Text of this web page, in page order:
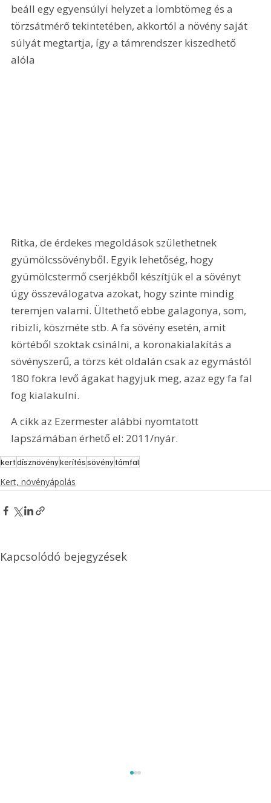
beáll egy egyensúlyi helyzet a lombtömeg és a
törzsátmérő tekintetében, akkortól a növény saját
súlyát megtartja, így a támrendszer kiszedhető
alóla
Ritka, de érdekes megoldások születhetnek
gyümölcssövényből. Egyik lehetőség, hogy
gyümölcstermő cserjékből készítjük el a sövényt
úgy összeválogatva azokat, hogy szinte mindig
teremjen valami. Ültethető ebbe galagonya, som,
ribizli, köszméte stb. A fa sövény esetén, amit
körtéből szoktak csinálni, a koronakialakítás a
sövényszerű, a törzs két oldalán csak az egymástól
180 fokra levő ágakat hagyjuk meg, azaz egy fa fal
fog kialakulni.
A cikk az Ezermester alábbi nyomtatott
lapszámában érhető el: 2011/nyár.
kertdísznövénykerítéssövénytámfal
Kert, növényápolás
Kapcsolódó bejegyzések